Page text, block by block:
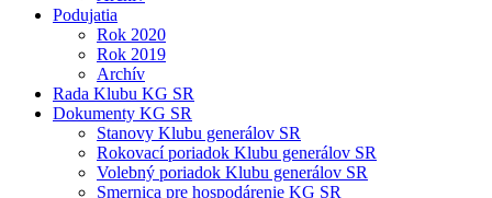
Podujatia
Rok 2020
Rok 2019
Archív
Rada Klubu KG SR
Dokumenty KG SR
Stanovy Klubu generálov SR
Rokovací poriadok Klubu generálov SR
Volebný poriadok Klubu generálov SR
Smernica pre hospodárenie KG SR